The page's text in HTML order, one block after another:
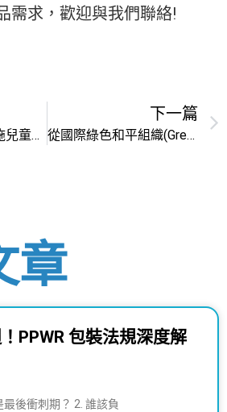
需求，歡迎與我們聯絡!
淺談美國CPSC實施兒童玩具新進口強制性規定，利用非破壞性檢測(XRF)解決方案
下一篇
從國際綠色和平組織(Greenpeace)風潮談國際無鹵(Halogen Free,無鹵素)規範趨勢
章
PPWR 包裝法規深度解
最後衝刺期？ 2. 誰該負